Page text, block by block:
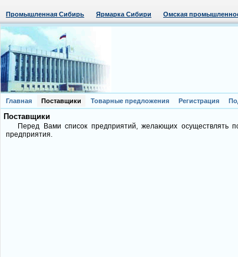
Промышленная Сибирь Ярмарка Сибири Омская
Главная Поставщики Товарные предложения Регистрация
Поставщики
Перед Вами список предприятий, желающих осуществлять
предприятия.